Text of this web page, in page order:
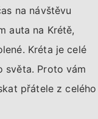
na návštěvu
auta na Krétě,
Kréta je celé
světa. Proto vám
přátele z celého